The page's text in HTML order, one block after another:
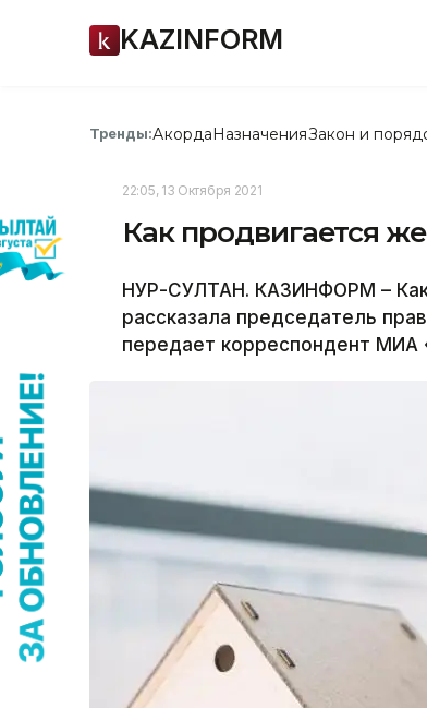
KAZINFORM
Тренды:АкордаНазначенияЗакон и
22:05, 13 Октября 2021
Как продвигается
НУР-СУЛТАН. КАЗИНФОРМ – Как
рассказала председатель
передает корреспондент МИА